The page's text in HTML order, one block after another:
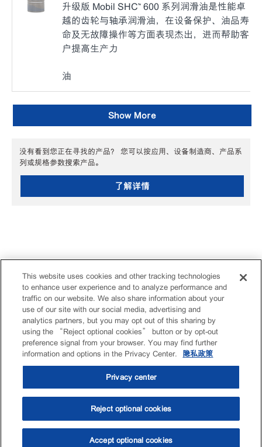
升级版 Mobil SHC™ 600 系列润滑油是性能卓
越的齿轮与轴承润滑油，在设备保护、油品寿
命及无故障操作等方面表现杰出，进而帮助客
户提高生产力
油
Show More
没有看到您正在寻找的产品？ 您可以按应用、设备制造商、产品系
列或规格参数搜索产品。
了解详情
This website uses cookies and other tracking technologies
to enhance user experience and to analyze performance and
traffic on our website. We also share information about your
use of our site with our social media, advertising and
analytics partners, but you may opt out of this sharing by
using the “Reject optional cookies” button or by opt-out
preference signal from your browser. You may find further
information and options in the Privacy Center.
隐私政策
Privacy center
Reject optional cookies
Accept optional cookies